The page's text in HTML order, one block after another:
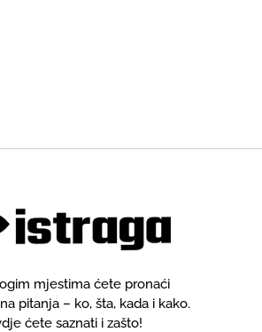
mjestima ćete pronaći
pitanja – ko, šta, kada i kako.
ćete saznati i zašto!